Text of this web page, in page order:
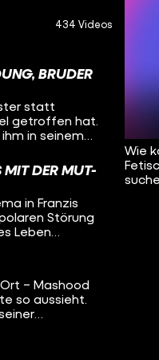
Wie
434 Videos
BRUDER
statt
getroffen hat.
in seinem
und will
ist das
– in
MIT DER MUT-
in Franzis
Störung
Leben
der
dabei:
in
einen Tag
– Mashood
so aussieht.
er heute